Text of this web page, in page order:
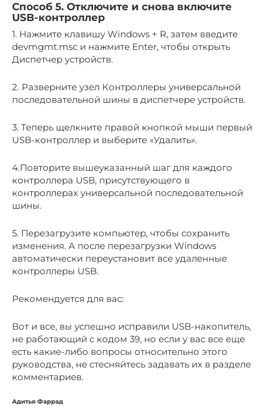
Способ 5. Отключите и снова включите
USB-контроллер
1. Нажмите клавишу Windows + R, затем введите
devmgmt.msc и нажмите Enter, чтобы открыть
Диспетчер устройств.
2. Разверните узел Контроллеры универсальной
последовательной шины в диспетчере устройств.
3. Теперь щелкните правой кнопкой мыши первый
USB-контроллер и выберите «Удалить».
4.Повторите вышеуказанный шаг для каждого
контроллера USB, присутствующего в
контроллерах универсальной последовательной
шины.
5. Перезагрузите компьютер, чтобы сохранить
изменения. А после перезагрузки Windows
автоматически переустановит все удаленные
контроллеры USB.
Рекомендуется для вас:
Вот и все, вы успешно исправили USB-накопитель,
не работающий с кодом 39, но если у вас все еще
есть какие-либо вопросы относительно этого
руководства, не стесняйтесь задавать их в разделе
комментариев.
Адитья Фаррад